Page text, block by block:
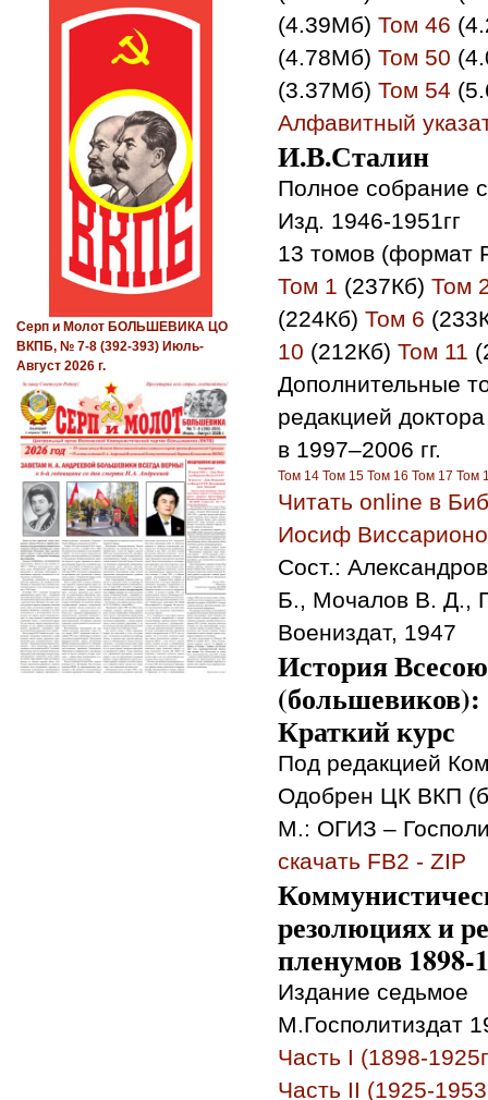
(4.39Мб) Том 46
(4.78Мб) Том 50
(3.37Мб) Том 54
Алфавитный
И.В.Сталин
Полное собрание
Изд. 1946-1951гг
13 томов (формат
Том 1 (237Кб) Том
(224Кб) Том 6
10 (212Кб) Том 11
Дополнительные
редакцией
в 1997–2006 гг.
Том 14 Том 15 Том 16 Том 17 Том
Читать online в
Иосиф
Сост.:
Б., Мочалов В. Д.,
Воениздат, 1947
История
(большевиков):
Краткий курс
Под редакцией
Одобрен ЦК ВКП
М.: ОГИЗ –
скачать FB2 - ZIP
резолюциях и
пленумов 1898-
Издание седьмое
М.Госполитиздат
Часть I (1898-
Часть II (1925-
Серп и Молот БОЛЬШЕВИКА ЦО
ВКПБ, № 7-8 (392-393) Июль-
Август 2026 г.